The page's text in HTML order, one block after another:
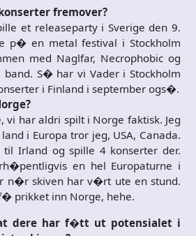
fremover?
et releaseparty i Sverige den 9.
p� en metal festival i Stockholm
med Naglfar, Necrophobic og
band. S� har vi Vader i Stockholm
i Finland i september ogs�.
vi har aldri spilt i Norge faktisk. Jeg
i Europa tror jeg, USA, Canada.
til Irland og spille 4 konserter der.
en hel Europaturne i
n�r skiven har v�rt ute en stund.
prikket inn Norge, hehe.
dere har f�tt ut potensialet i